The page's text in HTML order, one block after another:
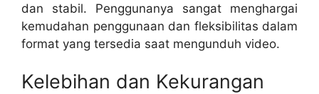
dan stabil. Penggunanya sangat menghargai
kemudahan penggunaan dan fleksibilitas dalam
format yang tersedia saat mengunduh video.
Kelebihan dan Kekurangan